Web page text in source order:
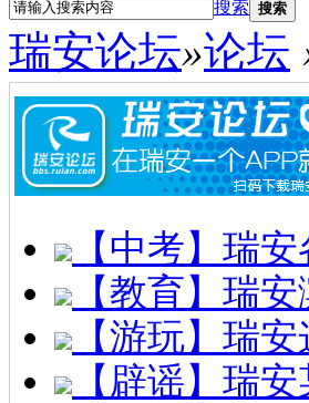
搜索 搜索
瑞安论坛»论坛
【中考】瑞
【教育】瑞
【游玩】瑞
【辟谣】瑞